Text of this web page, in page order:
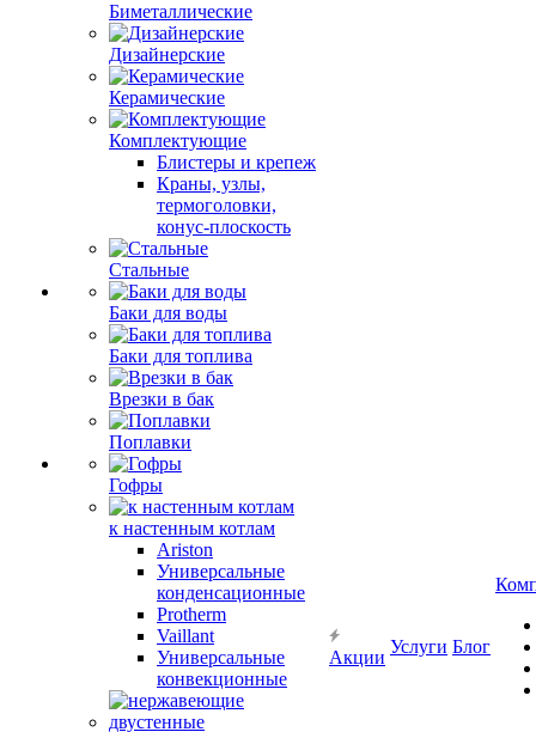
Биметаллические
Дизайнерские
Керамические
Комплектующие
Блистеры и крепеж
Краны, узлы,
термоголовки,
конус-плоскость
Стальные
Баки для воды
Баки для топлива
Врезки в бак
Поплавки
Гофры
к настенным котлам
Ariston
Универсальные
конденсационные
Protherm
Vaillant
Универсальные
конвекционные
Акции
Услуги Блог